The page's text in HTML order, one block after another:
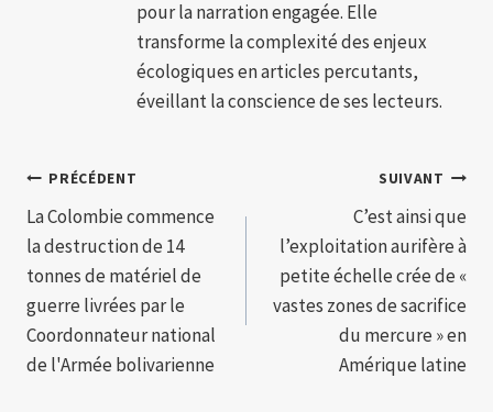
pour la narration engagée. Elle
transforme la complexité des enjeux
écologiques en articles percutants,
éveillant la conscience de ses lecteurs.
Navigation
de
l’article
PRÉCÉDENT
La Colombie commence
la destruction de 14
tonnes de matériel de
guerre livrées par le
Coordonnateur national
de l'Armée bolivarienne
SUIVANT
C’est ainsi que
l’exploitation aurifère à
petite échelle crée de «
vastes zones de sacrifice
du mercure » en
Amérique latine